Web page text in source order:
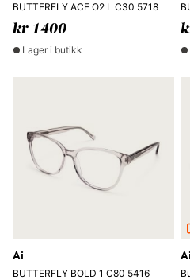
BUTTERFLY ACE O2 L C30 5718
kr 1400
Lager i butikk
Ai
BUTTERFLY BOLD 1 C80 5416
Ai